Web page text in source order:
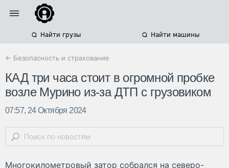
Найти грузы Найти машины
← Безопасность и страхование
КАД три часа стоит в огромной пробке
возле Мурино из-за ДТП с грузовиком
07:57, 24 Октября 2024
Многокилометровый затор собрался на северо-